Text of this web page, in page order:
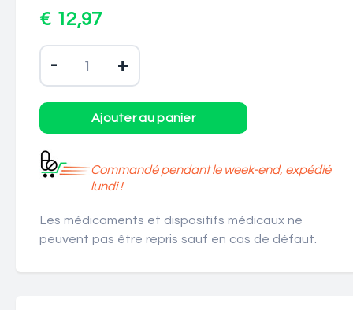
€ 12,97
- +
Commandé pendant le week-end, expédié
lundi !
Les médicaments et dispositifs médicaux ne
peuvent pas être repris sauf en cas de défaut.